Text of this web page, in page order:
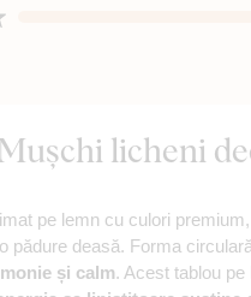
licheni
pe lemn cu culori
pădure deasă. Forma
și calm. Acest tablou